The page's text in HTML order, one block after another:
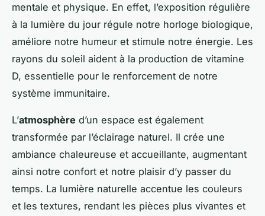
mentale et physique. En effet, l’exposition régulière
à la lumière du jour régule notre horloge biologique,
améliore notre humeur et stimule notre énergie. Les
rayons du soleil aident à la production de vitamine
D, essentielle pour le renforcement de notre
système immunitaire.
L’atmosphère d’un espace est également
transformée par l’éclairage naturel. Il crée une
ambiance chaleureuse et accueillante, augmentant
ainsi notre confort et notre plaisir d’y passer du
temps. La lumière naturelle accentue les couleurs
et les textures, rendant les pièces plus vivantes et